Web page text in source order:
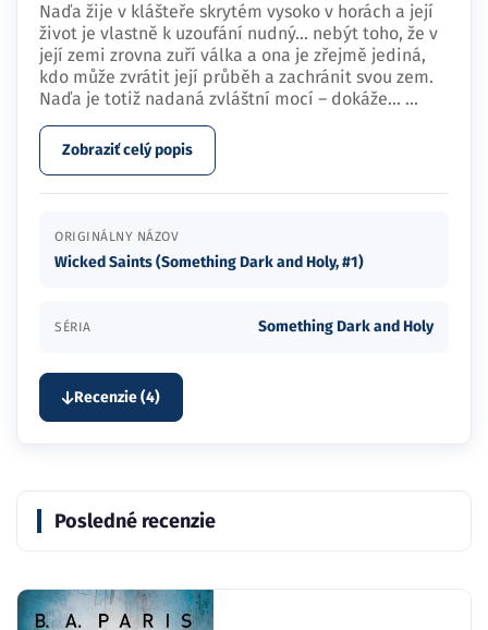
Naďa žije v klášteře skrytém vysoko v horách a její
život je vlastně k uzoufání nudný... nebýt toho, že v
její zemi zrovna zuří válka a ona je zřejmě jediná,
kdo může zvrátit její průběh a zachránit svou zem.
Naďa je totiž nadaná zvláštní mocí – dokáže… ...
Zobraziť celý popis
ORIGINÁLNY NÁZOV
Wicked Saints (Something Dark and Holy, #1)
SÉRIA Something Dark and Holy
Recenzie (4)
Posledné recenzie